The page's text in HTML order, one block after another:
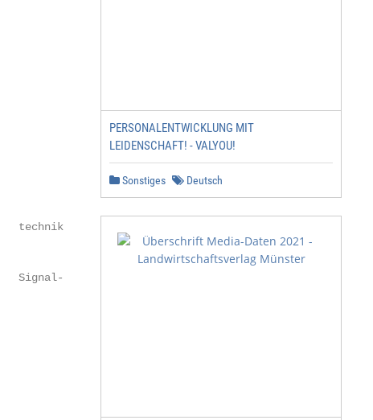
technik
Signal-
Division Mobility
PERSONALENTWICKLUNG MIT
LEIDENSCHAFT! - VALYOU!
Sonstiges Deutsch